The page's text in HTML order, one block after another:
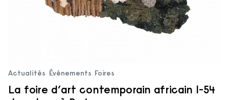
Actualités Événements Foires
La foire d’art contemporain africain 1-54